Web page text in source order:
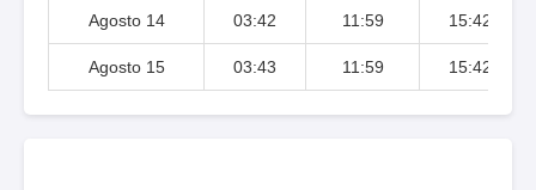
Agosto 14 03:42 11:59 15:42
Agosto 15 03:43 11:59 15:42